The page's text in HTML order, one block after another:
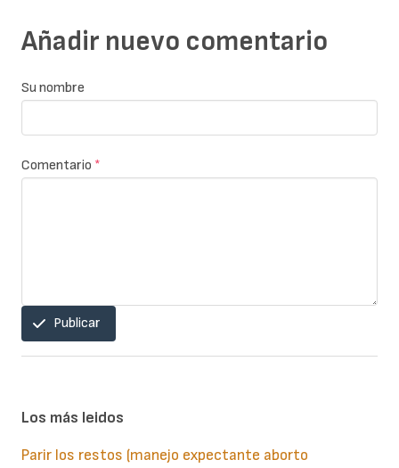
Añadir nuevo comentario
Su nombre
Comentario *
Publicar
Los más leidos
Parir los restos (manejo expectante aborto